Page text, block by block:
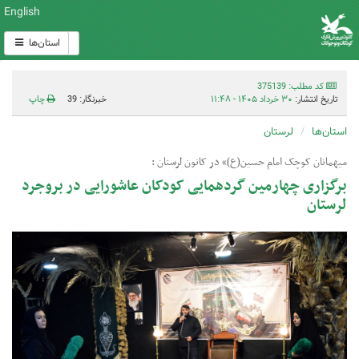
English
استان‌ها
کد مطلب: 375139
تاریخ انتشار: ۳۰ خرداد ۱۴۰۵ - ۱۱:۴۸ خبرنگار: 39 چاپ
استان‌ها لرستان
میهمانان کوچک امام حسین(ع)» در کانون لرستان :
برگزاری چهارمین گردهمایی کودکان عاشورایی در بروجرد
لرستان